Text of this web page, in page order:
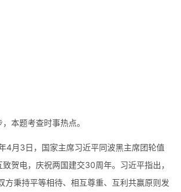
，本题考查时事热点。
4月3日，国家主席习近平同波黑主席团轮值
贺电，庆祝两国建交30周年。习近平指出，
方秉持平等相待、相互尊重、互利共赢原则发